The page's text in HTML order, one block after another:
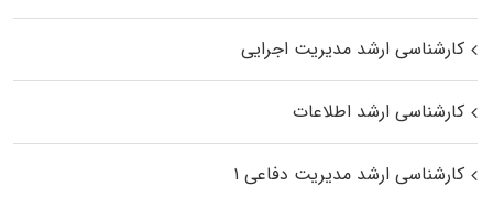
کارشناسی ارشد مدیریت اجرایی
کارشناسی ارشد اطلاعات
کارشناسی ارشد مدیریت دفاعی ۱